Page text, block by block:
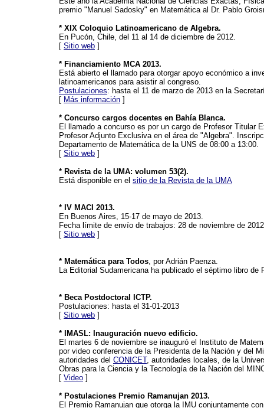
premio "Manuel Sadosky" en Matemática al Dr. Pablo
* XIX Coloquio Latinoamericano de Algebra.
En Pucón, Chile, del 11 al 14 de diciembre de 2012.
[ Sitio web ]
* Financiamiento MCA 2013.
Está abierto el llamado para otorgar apoyo económico a
latinoamericanos para asistir al congreso.
Postulaciones: hasta el 11 de marzo de 2013 en la
[ Más información ]
* Concurso cargos docentes en Bahía Blanca.
El llamado a concurso es por un cargo de Profesor Titular
Profesor Adjunto Exclusiva en el área de "Algebra".
Departamento de Matemática de la UNS de 08:00 a 13:00.
[ Sitio web ]
* Revista de la UMA: volumen 53(2).
Está disponible en el sitio de la Revista de la UMA
* IV MACI 2013.
En Buenos Aires, 15-17 de mayo de 2013.
Fecha límite de envío de trabajos: 28 de noviembre de
[ Sitio web ]
* Matemática para Todos, por Adrián Paenza.
La Editorial Sudamericana ha publicado el séptimo libro
* Beca Postdoctoral ICTP.
Postulaciones: hasta el 31-01-2013
[ Sitio web ]
* IMASL: Inauguración nuevo edificio.
El martes 6 de noviembre se inauguró el Instituto de
por video conferencia de la Presidenta de la Nación y del
autoridades del CONICET, autoridades locales, de la
Obras para la Ciencia y la Tecnología de la Nación del
[ Video ]
* Postulaciones Premio Ramanujan 2013.
El Premio Ramanujan que otorga la IMU conjuntamente